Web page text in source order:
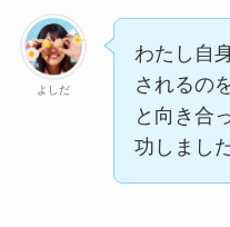
よしだ
わたし自
されるの
と向き合
功しました